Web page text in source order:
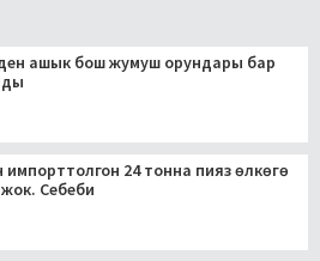
ашык бош жумуш орундары бар
импорттолгон 24 тонна пияз өлкөгө
жок. Себеби